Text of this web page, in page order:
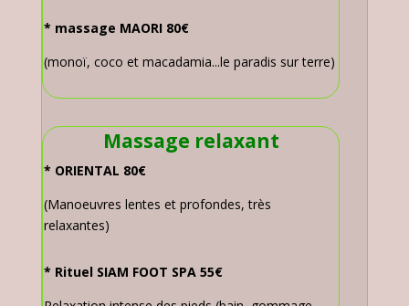
* massage MAORI 80€
(monoï, coco et macadamia...le paradis sur terre)
Massage relaxant
* ORIENTAL 80€
(Manoeuvres lentes et profondes, très
relaxantes)
* Rituel SIAM FOOT SPA 55€